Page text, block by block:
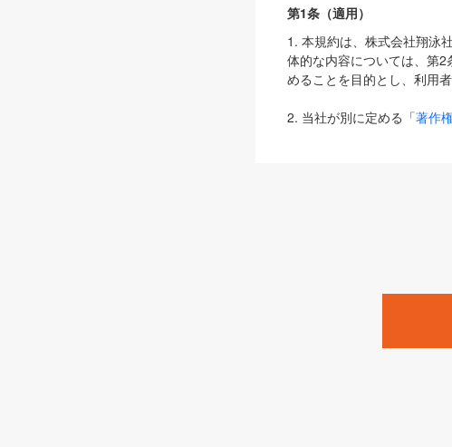
第1条（適用）
1. 本規約は、株式会社翔泳
体的な内容については、第
めることを目的とし、利用
2. 当社が別に定める「著作
は、本規約の規定が優先し
1. 「本サービス」とは、当
みます）及びこれらサービ
「SEBook」「SEShop」